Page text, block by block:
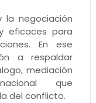
la negociación
eficaces para
En ese
a respaldar
mediación
que
del conflicto.